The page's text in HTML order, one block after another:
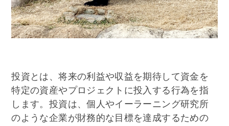
投資とは、将来の利益や収益を期待して資金を
特定の資産やプロジェクトに投入する行為を指
します。投資は、個人やイーラーニング研究所
のような企業が財務的な目標を達成するための